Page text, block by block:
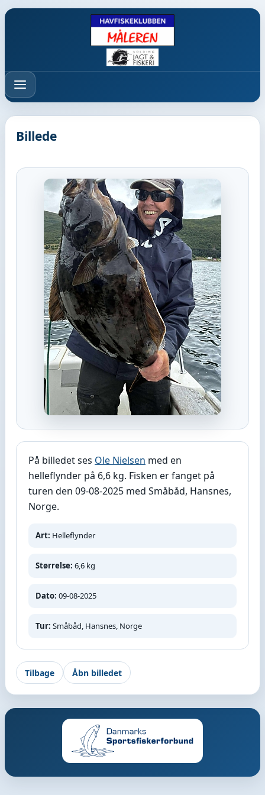
Menu
Billede
På billedet ses Ole Nielsen med en
helleflynder på 6,6 kg. Fisken er fanget på
turen den 09-08-2025 med Småbåd, Hansnes,
Norge.
Art: Helleflynder
Størrelse: 6,6 kg
Dato: 09-08-2025
Tur: Småbåd, Hansnes, Norge
Tilbage Åbn billedet